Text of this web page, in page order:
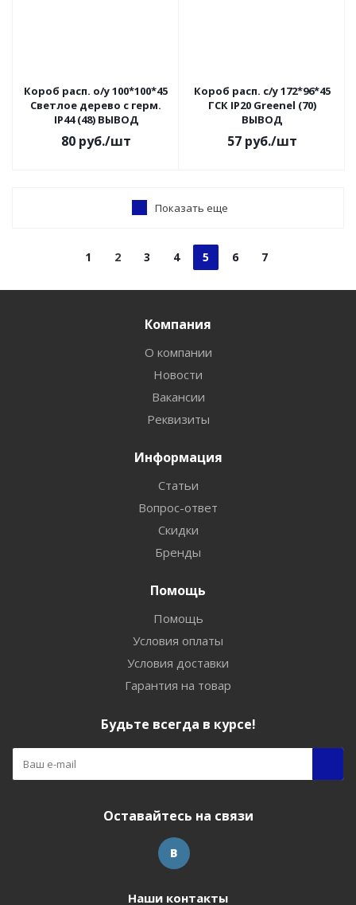
Короб расп. о/у 100*100*45
Светлое дерево с герм.
IP44 (48) ВЫВОД
80руб./шт
Короб расп. с/у 172*96*45
ГСК IP20 Greenel (70)
ВЫВОД
57руб./шт
Показать еще
1 2 3 4 5 6 7
Компания
О компании
Новости
Вакансии
Реквизиты
Информация
Статьи
Вопрос-ответ
Скидки
Бренды
Помощь
Помощь
Условия оплаты
Условия доставки
Гарантия на товар
Будьте всегда в курсе!
Оставайтесь на связи
Наши контакты